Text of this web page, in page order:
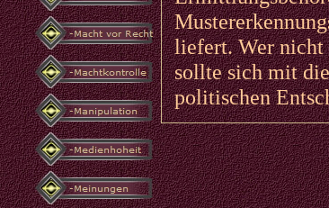
liefert. Wer nicht
sollte sich mit
politischen